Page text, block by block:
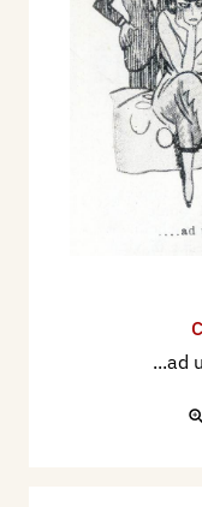
...ad